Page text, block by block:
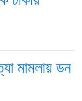
মামলায় ডন